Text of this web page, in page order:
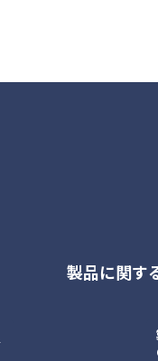
製品に関す